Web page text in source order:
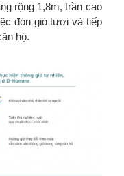
rộng 1,8m, trần cao
đón gió tươi và tiếp
hộ.